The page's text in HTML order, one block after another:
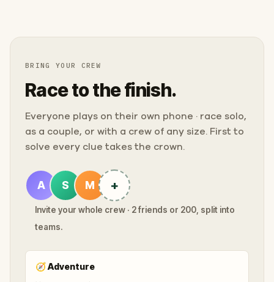
BRING YOUR CREW
Race to the finish.
Everyone plays on their own phone · race solo,
as a couple, or with a crew of any size. First to
solve every clue takes the crown.
A S M +
Invite your whole crew · 2 friends or 200, split into
teams.
🧭Adventure